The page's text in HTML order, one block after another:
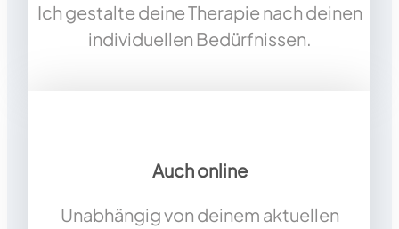
Ich gestalte deine Therapie nach deinen
individuellen Bedürfnissen.
Auch online
Unabhängig von deinem aktuellen